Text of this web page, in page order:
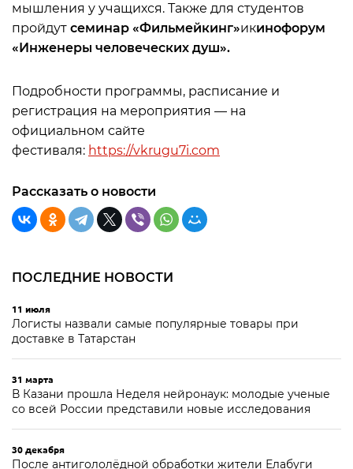
мышления у учащихся. Также для студентов
пройдут семинар «Фильмейкинг»икинофорум
«Инженеры человеческих душ».
Подробности программы, расписание и
регистрация на мероприятия — на
официальном сайте
фестиваля: https://vkrugu7i.com
Рассказать о новости
ПОСЛЕДНИЕ НОВОСТИ
11 июля
Логисты назвали самые популярные товары при
доставке в Татарстан
31 марта
В Казани прошла Неделя нейронаук: молодые ученые
со всей России представили новые исследования
30 декабря
После антигололёдной обработки жители Елабуги